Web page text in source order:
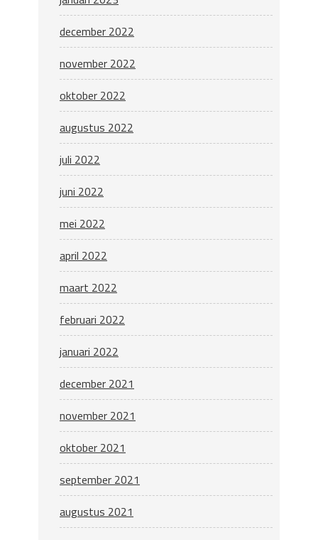
december 2022
november 2022
oktober 2022
augustus 2022
juli 2022
juni 2022
mei 2022
april 2022
maart 2022
februari 2022
januari 2022
december 2021
november 2021
oktober 2021
september 2021
augustus 2021